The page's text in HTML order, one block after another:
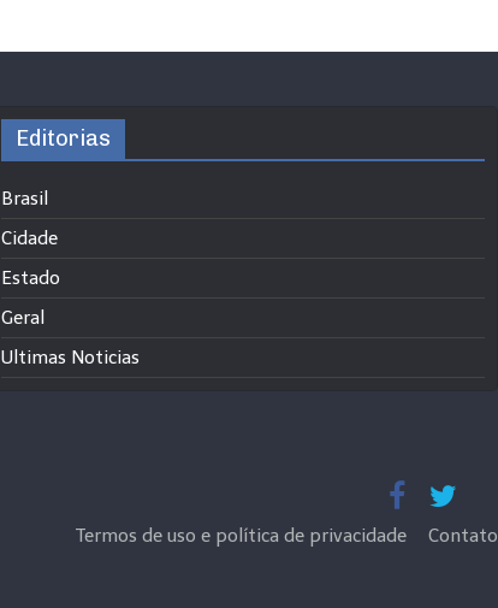
Editorias
Brasil
Cidade
Estado
Geral
Ultimas Noticias
Termos de uso e política de privacidade Contato